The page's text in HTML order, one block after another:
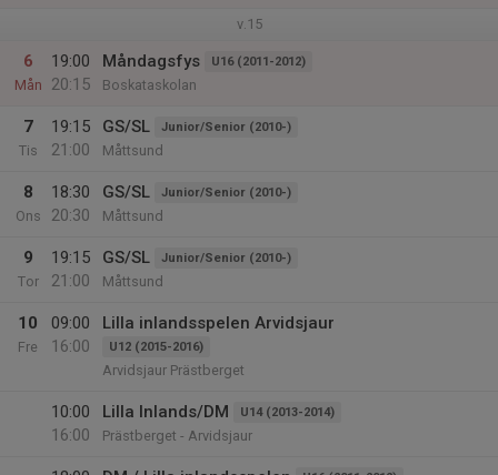
v.15
6
Mån
19:00
20:15
Måndagsfys U16 (2011-2012)
Boskataskolan
7
Tis
19:15
21:00
GS/SL Junior/Senior (2010-)
Måttsund
8
Ons
18:30
20:30
GS/SL Junior/Senior (2010-)
Måttsund
9
Tor
19:15
21:00
GS/SL Junior/Senior (2010-)
Måttsund
10
Fre
09:00
16:00
Lilla inlandsspelen Arvidsjaur
U12 (2015-2016)
Arvidsjaur Prästberget
10:00
16:00
Lilla Inlands/DM U14 (2013-2014)
Prästberget - Arvidsjaur